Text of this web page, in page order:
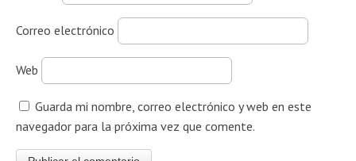
Correo electrónico
Web
Guarda mi nombre, correo electrónico y web en este
navegador para la próxima vez que comente.